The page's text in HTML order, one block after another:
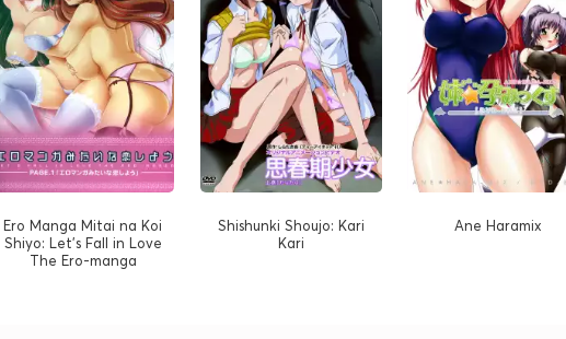
Ero Manga Mitai na Koi
Shiyo: Let's Fall in Love
The Ero-manga
Shishunki Shoujo: Kari
Kari
Ane Haramix